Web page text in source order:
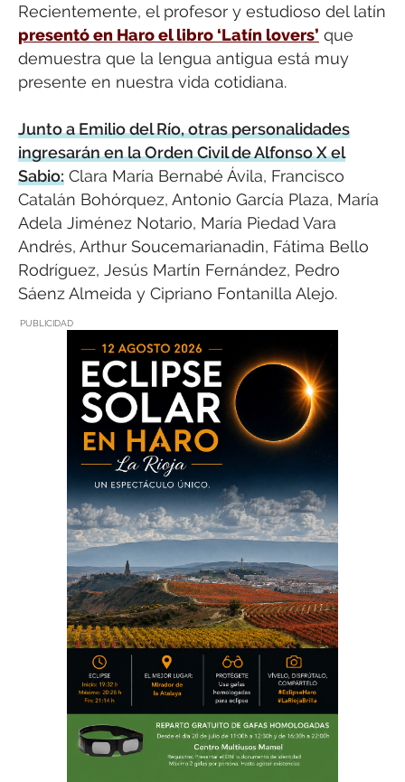
Recientemente, el profesor y estudioso del latín
presentó en Haro el libro ‘Latín lovers’ que
demuestra que la lengua antigua está muy
presente en nuestra vida cotidiana.
Junto a Emilio del Río, otras personalidades
ingresarán en la Orden Civil de Alfonso X el
Sabio: Clara María Bernabé Ávila, Francisco
Catalán Bohórquez, Antonio García Plaza, María
Adela Jiménez Notario, María Piedad Vara
Andrés, Arthur Soucemarianadin, Fátima Bello
Rodríguez, Jesús Martín Fernández, Pedro
Sáenz Almeida y Cipriano Fontanilla Alejo.
PUBLICIDAD